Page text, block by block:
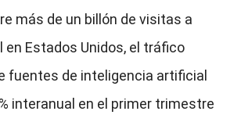
más de un billón de visitas a
en Estados Unidos, el tráfico
fuentes de inteligencia artificial
interanual en el primer trimestre